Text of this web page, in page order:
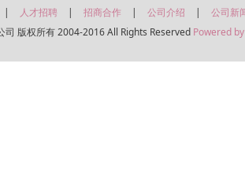
| 人才招聘 | 招商合作 | 公司介绍 |
公司新
司 版权所有 2004-2016 All Rights Reserved Powered